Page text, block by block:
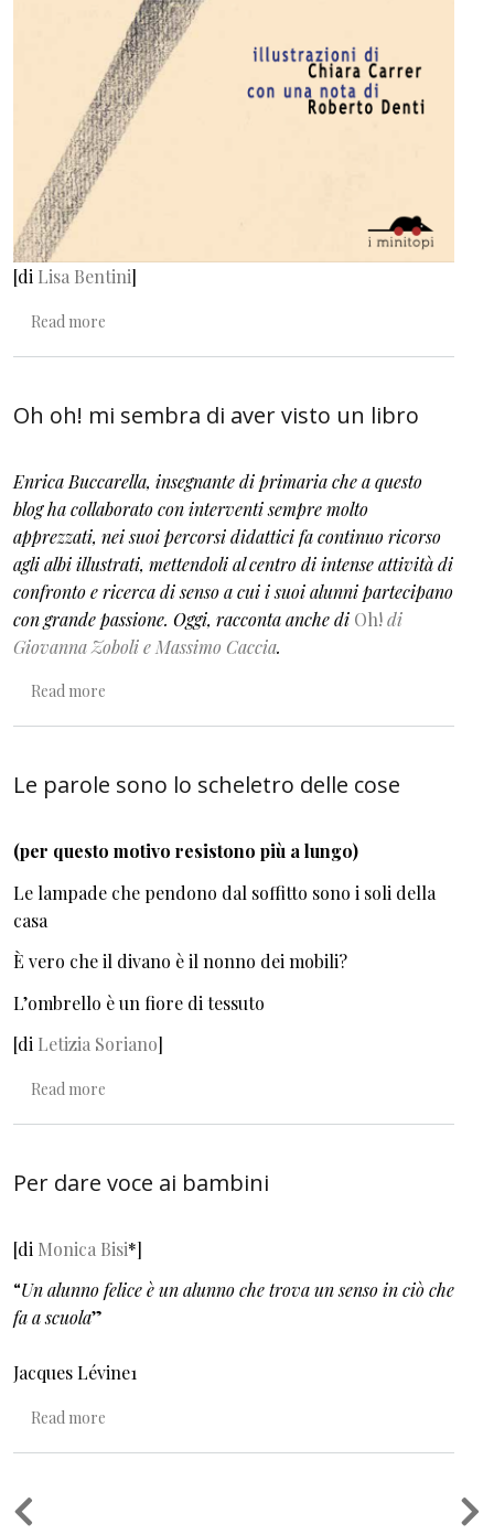
[di Lisa Bentini]
Read more
Oh oh! mi sembra di aver visto un libro
Enrica Buccarella, insegnante di primaria che a questo
blog ha collaborato con interventi sempre molto
apprezzati, nei suoi percorsi didattici fa continuo ricorso
agli albi illustrati, mettendoli al centro di intense attività di
confronto e ricerca di senso a cui i suoi alunni partecipano
con grande passione. Oggi, racconta anche di Oh!di
Giovanna Zoboli e Massimo Caccia.
Read more
Le parole sono lo scheletro delle cose
(per questo motivo resistono più a lungo)
Le lampade che pendono dal soffitto sono i soli della
casa
È vero che il divano è il nonno dei mobili?
L’ombrello è un fiore di tessuto
[di Letizia Soriano]
Read more
Per dare voce ai bambini
[di Monica Bisi*]
“Un alunno felice è un alunno che trova un senso in ciò che
fa a scuola”
Jacques Lévine1
Read more
Pagination